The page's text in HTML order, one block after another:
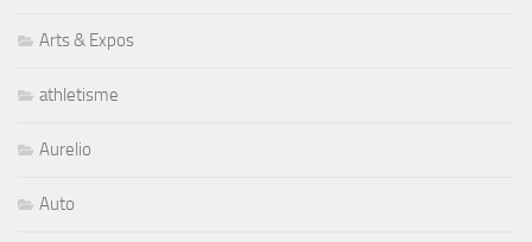
Arts & Expos
athletisme
Aurelio
Auto